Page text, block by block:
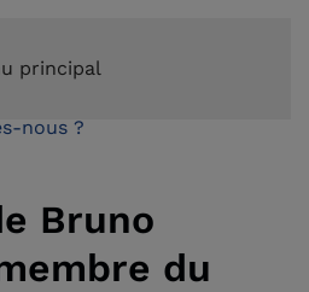
principal
nous ?
Bruno
du